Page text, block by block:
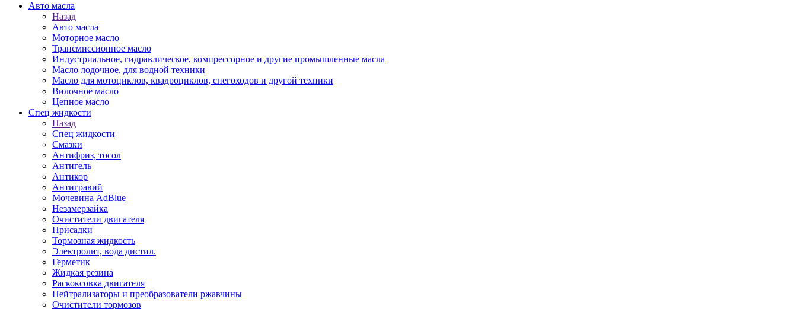
Авто масла
Назад
Авто масла
Моторное масло
Трансмиссионное масло
Индустриальное, гидравлическое, компрессорное и другие промышленные масла
Масло лодочное, для водной техники
Масло для мотоциклов, квадроциклов, снегоходов и другой техники
Вилочное масло
Цепное масло
Спец жидкости
Назад
Спец жидкости
Смазки
Антифриз, тосол
Антигель
Антикор
Антигравий
Мочевина AdBlue
Незамерзайка
Очистители двигателя
Присадки
Тормозная жидкость
Электролит, вода дистил.
Герметик
Жидкая резина
Раскоксовка двигателя
Нейтрализаторы и преобразователи ржавчины
Очистители тормозов